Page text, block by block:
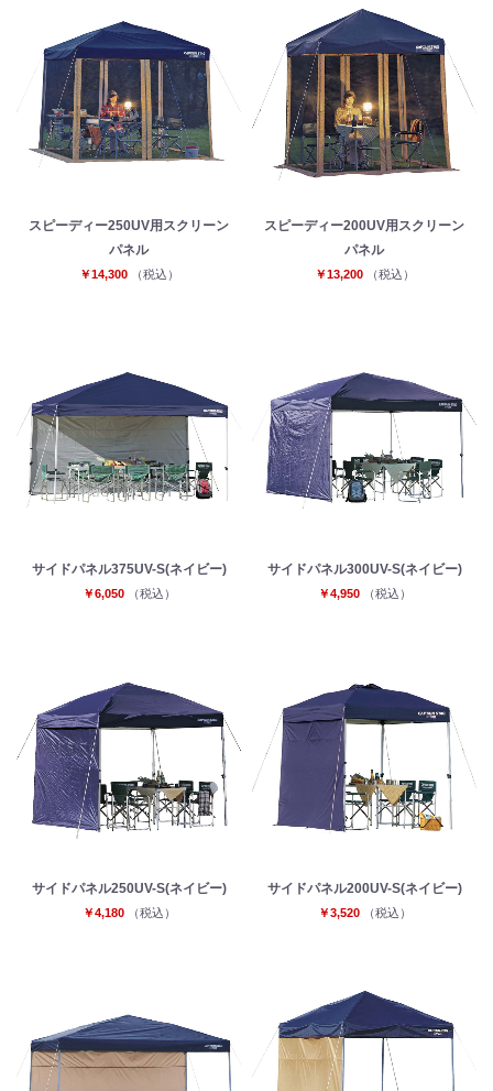
スピーディー250UV用スクリーン
パネル
￥14,300 （税込）
スピーディー200UV用スクリーン
パネル
￥13,200 （税込）
サイドパネル375UV-S(ネイビー)
￥6,050 （税込）
サイドパネル300UV-S(ネイビー)
￥4,950 （税込）
サイドパネル250UV-S(ネイビー)
￥4,180 （税込）
サイドパネル200UV-S(ネイビー)
￥3,520 （税込）